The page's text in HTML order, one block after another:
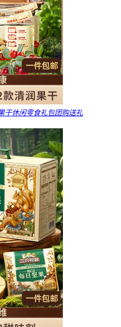
干休闲零食礼包团购送礼